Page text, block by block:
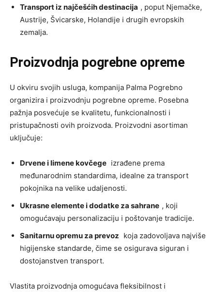
Transport iz najčešćih destinacija , poput Njemačke,
Austrije, Švicarske, Holandije i drugih evropskih
zemalja.
Proizvodnja pogrebne opreme
U okviru svojih usluga, kompanija Palma Pogrebno
organizira i proizvodnju pogrebne opreme. Posebna
pažnja posvećuje se kvalitetu, funkcionalnosti i
pristupačnosti ovih proizvoda. Proizvodni asortiman
uključuje:
Drvene i limene kovčege izrađene prema
međunarodnim standardima, idealne za transport
pokojnika na velike udaljenosti.
Ukrasne elemente i dodatke za sahrane , koji
omogućavaju personalizaciju i poštovanje tradicije.
Sanitarnu opremu za prevoz koja zadovoljava najviše
higijenske standarde, čime se osigurava siguran i
dostojanstven transport.
Vlastita proizvodnja omogućava fleksibilnost i